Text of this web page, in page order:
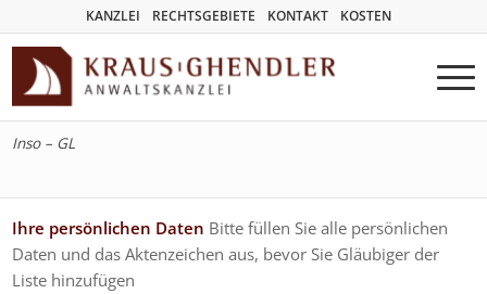
KANZLEI RECHTSGEBIETE KONTAKT KOSTEN
Inso – GL
Ihre persönlichen Daten Bitte füllen Sie alle persönlichen
Daten und das Aktenzeichen aus, bevor Sie Gläubiger der
Liste hinzufügen